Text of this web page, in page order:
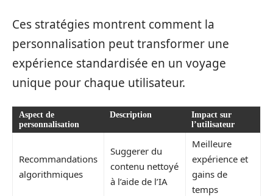
Ces stratégies montrent comment la
personnalisation peut transformer une
expérience standardisée en un voyage
unique pour chaque utilisateur.
Aspect de
personnalisation
Description
Impact sur
l’utilisateur
Recommandations
algorithmiques
Suggerer du
contenu nettoyé
à l’aide de l’IA
Meilleure
expérience et
gains de
temps